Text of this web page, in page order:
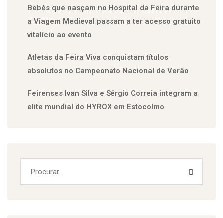
Bebés que nasçam no Hospital da Feira durante
a Viagem Medieval passam a ter acesso gratuito
vitalício ao evento
Atletas da Feira Viva conquistam títulos
absolutos no Campeonato Nacional de Verão
Feirenses Ivan Silva e Sérgio Correia integram a
elite mundial do HYROX em Estocolmo